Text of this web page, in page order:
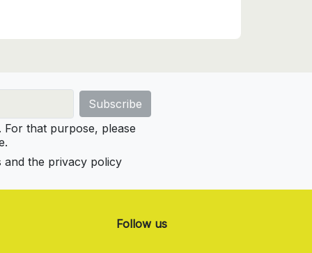
that purpose, please
and the privacy policy
Follow us